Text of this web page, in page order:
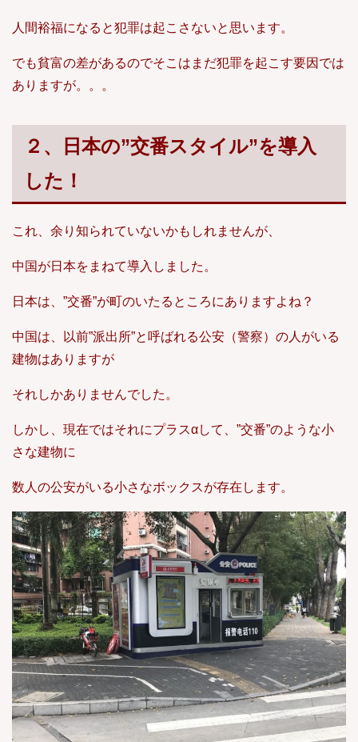
人間裕福になると犯罪は起こさないと思います。
でも貧富の差があるのでそこはまだ犯罪を起こす要因では
ありますが。。。
２、日本の”交番スタイル”を導入
した！
これ、余り知られていないかもしれませんが、
中国が日本をまねて導入しました。
日本は、”交番”が町のいたるところにありますよね？
中国は、以前”派出所”と呼ばれる公安（警察）の人がいる
建物はありますが
それしかありませんでした。
しかし、現在ではそれにプラスαして、”交番”のような小
さな建物に
数人の公安がいる小さなボックスが存在します。